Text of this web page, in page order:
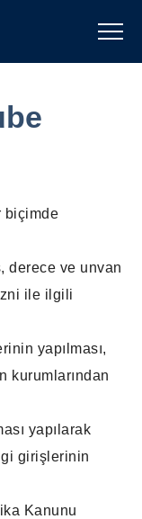
biçimde
derece ve unvan
ile ilgili
yapılması,
kurumlarından
yapılarak
girişlerinin
Kanunu